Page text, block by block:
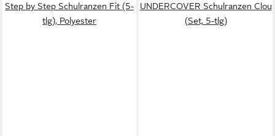
Step by Step Schulranzen Fit (5-
tlg), Polyester
UNDERCOVER Schulranzen Clou
(Set, 5-tlg)